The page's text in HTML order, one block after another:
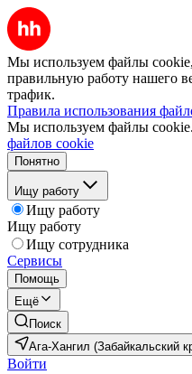
Мы используем файлы
правильную работу нашего
трафик.
Правила использования
Мы используем файлы cookie.
файлов cookie
Понятно
Ищу работу
Ищу работу
Ищу работу
Ищу сотрудника
Сервисы
Помощь
Ещё
Поиск
Ага-Хангил (Забайкальский
Войти